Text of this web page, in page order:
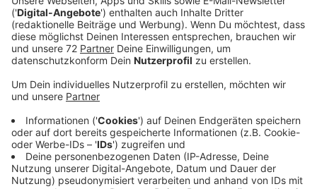
Anzeige
Die Freibadsaison 2025 zeigt sich in der Region bislang
durchwachsen. Eine RADIO RST-Stichprobe in
mehreren Orten verdeutlicht die Herausforderungen,
mit denen die Freibäder zu kämpfen haben. Während
einige Orte auf besseres Wetter hoffen, kämpfen
andere zusätzlich mit Personalmangel.